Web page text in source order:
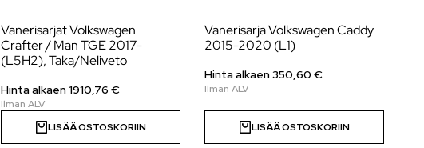
Vanerisarjat Volkswagen
Crafter / Man TGE 2017-
(L5H2), Taka/Neliveto
Hinta alkaen1910,76€
LISÄÄ OSTOSKORIIN
Vanerisarja Volkswagen Caddy
2015-2020 (L1)
Hinta alkaen350,60€
LISÄÄ OSTOSKORIIN